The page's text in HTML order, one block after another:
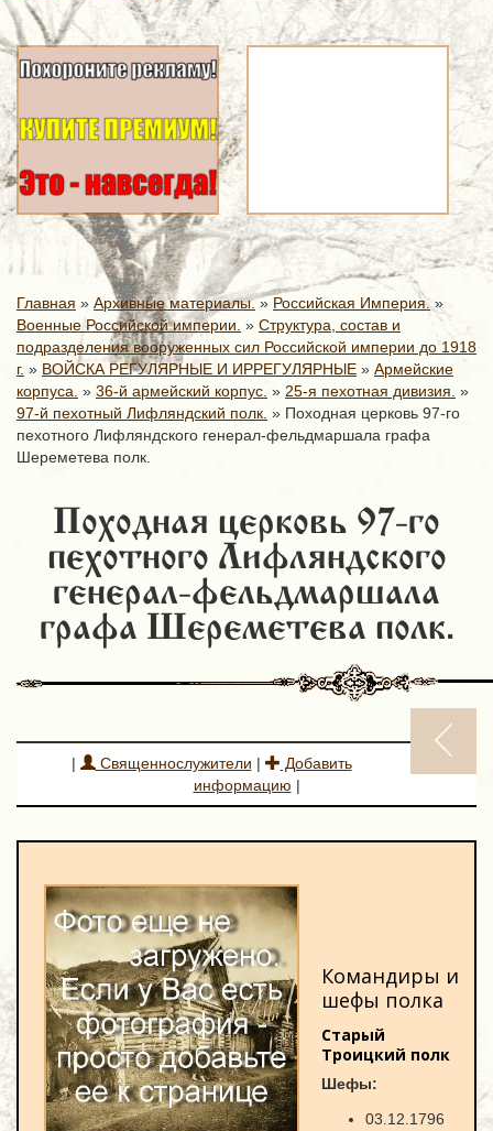
Главная » Архивные материалы.» Российская Империя. »
Военные Российской империи. » Структура, состав и
подразделения вооруженных сил Российской империи до 1918
г. » ВОЙСКА РЕГУЛЯРНЫЕ И ИРРЕГУЛЯРНЫЕ » Армейские
корпуса. » 36-й армейский корпус. » 25-я пехотная дивизия. »
97-й пехотный Лифляндский полк. » Походная церковь 97-го
пехотного Лифляндского генерал-фельдмаршала графа
Шереметева полк.
Походная церковь 97-го
пехотного Лифляндского
генерал-фельдмаршала
графа Шереметева полк.
| Священнослужители |
Добавить
информацию |
Командиры и
шефы полка
Старый
Троицкий полк
Шефы:
03.12.1796